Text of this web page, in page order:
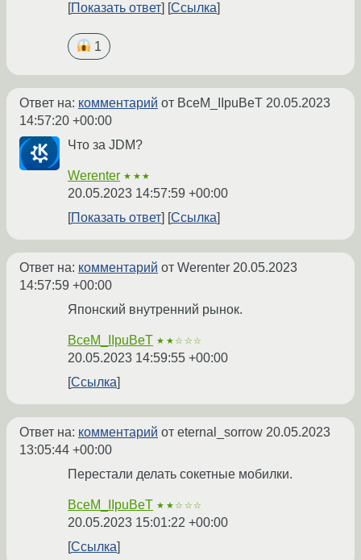
Показать ответ
Ссылка
1
Ответ на: комментарий от BceM_IIpuBeT 20.05.2023
14:57:20 +00:00
Что за JDM?
Werenter ★★★
20.05.2023 14:57:59 +00:00
Показать ответ
Ссылка
Ответ на: комментарий от Werenter 20.05.2023
14:57:59 +00:00
Японский внутренний рынок.
BceM_IIpuBeT ★★☆☆☆
20.05.2023 14:59:55 +00:00
Ссылка
Ответ на: комментарий от eternal_sorrow 20.05.2023
13:05:44 +00:00
Перестали делать сокетные мобилки.
BceM_IIpuBeT ★★☆☆☆
20.05.2023 15:01:22 +00:00
Ссылка